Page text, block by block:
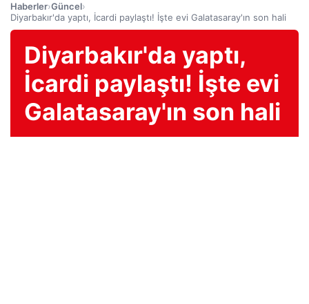
Haberler›Güncel›
Diyarbakır'da yaptı, İcardi paylaştı! İşte evi Galatasaray'ın son hali
Diyarbakır'da yaptı,
İcardi paylaştı! İşte evi
Galatasaray'ın son hali